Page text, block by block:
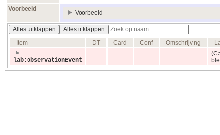
Voorbeeld
Voorbeeld
Alles uitklappen
Alles inklappen
Item
DT Card Conf Omschrijving
lab:observationEvent